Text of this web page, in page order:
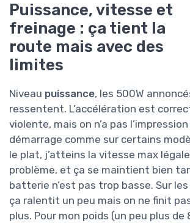
Puissance, vitesse et
freinage : ça tient la
route mais avec des
limites
Niveau puissance, les 500W
ressentent. L’accélération est
violente, mais on n’a pas
démarrage comme sur certains
le plat, j’atteins la vitesse max
problème, et ça se maintient bien
batterie n’est pas trop basse. Sur
ça ralentit un peu mais on ne finit
plus. Pour mon poids (un peu plus